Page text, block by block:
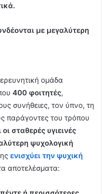
με μεγαλύτερη
ομάδα
400 φοιτητές,
συνήθειες, τον ύπνο, τη
παράγοντες του τρόπου
οι σταθερές υγιεινές
ψυχολογική
ενισχύει την ψυχική
αποτελέσματα: